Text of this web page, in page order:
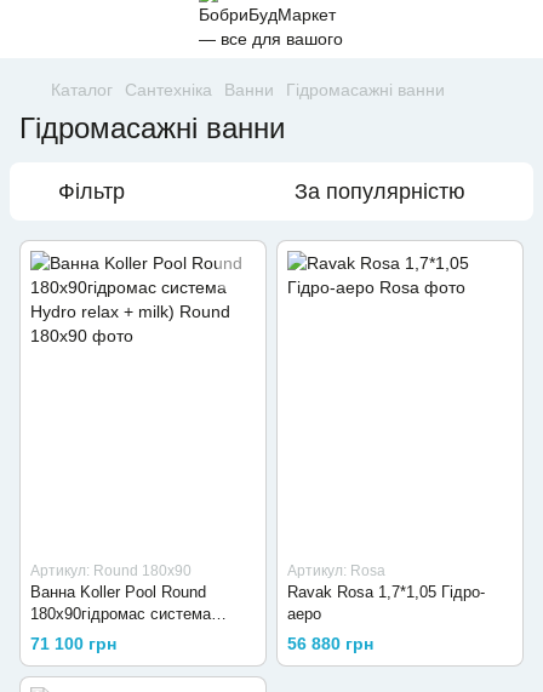
Каталог Сантехніка Ванни Гідромасажні ванни
Гідромасажні ванни
Фільтр За популярністю
Артикул: Round 180x90
Ванна Koller Pool Round
180x90гідромас система
Hydro relax + milk)
71 100 грн
Артикул: Rosa
Ravak Rosa 1,7*1,05 Гідро-
аеро
56 880 грн